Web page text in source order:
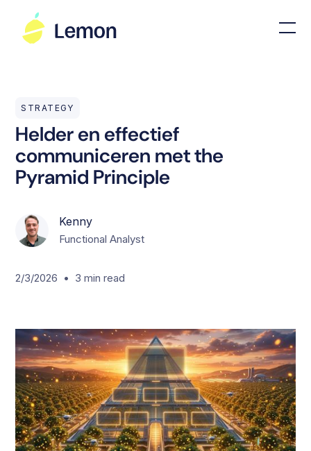
STRATEGY
Helder en effectief
communiceren met the
Pyramid Principle
Kenny
Functional Analyst
2/3/2026 • 3 min read